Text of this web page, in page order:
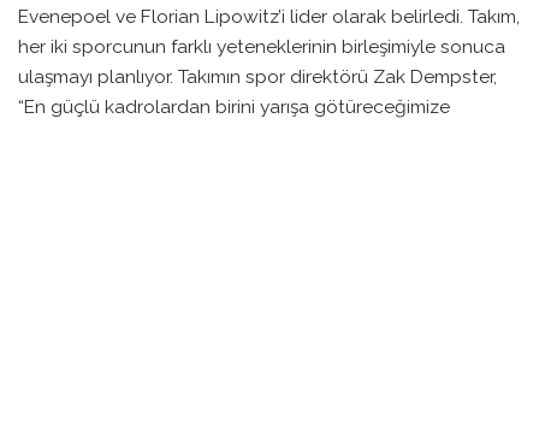
Evenepoel ve Florian Lipowitz’i lider olarak belirledi. Takım,
her iki sporcunun farklı yeteneklerinin birleşimiyle sonuca
ulaşmayı planlıyor. Takımın spor direktörü Zak Dempster,
“En güçlü kadrolardan birini yarışa götüreceğimize